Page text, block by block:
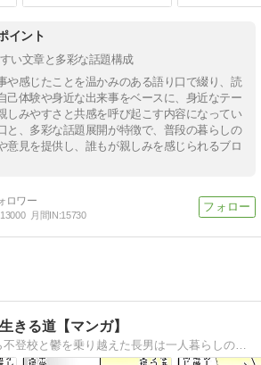
イント
い文章と多彩な話題構成
や感じたことを温かみのある語り口で綴り、読
己体験や身近な出来事をベースに、身近なテー
しみやすさと共感を呼び起こす内容になってい
と、多彩な話題展開が特徴で、普段の暮らしの
意見を提供し、誰もが親しみを感じられるブロ
13000 月間IN:15730
きる道【マンガ】
広汎性発達障害から不登校と鬱を乗り越えた長男は一人暮らしの社会人二年生。ADHDを抱えた次男は社会人一年生。発達障害３兄弟を育てる母トマコの４〜１６コママンガ。